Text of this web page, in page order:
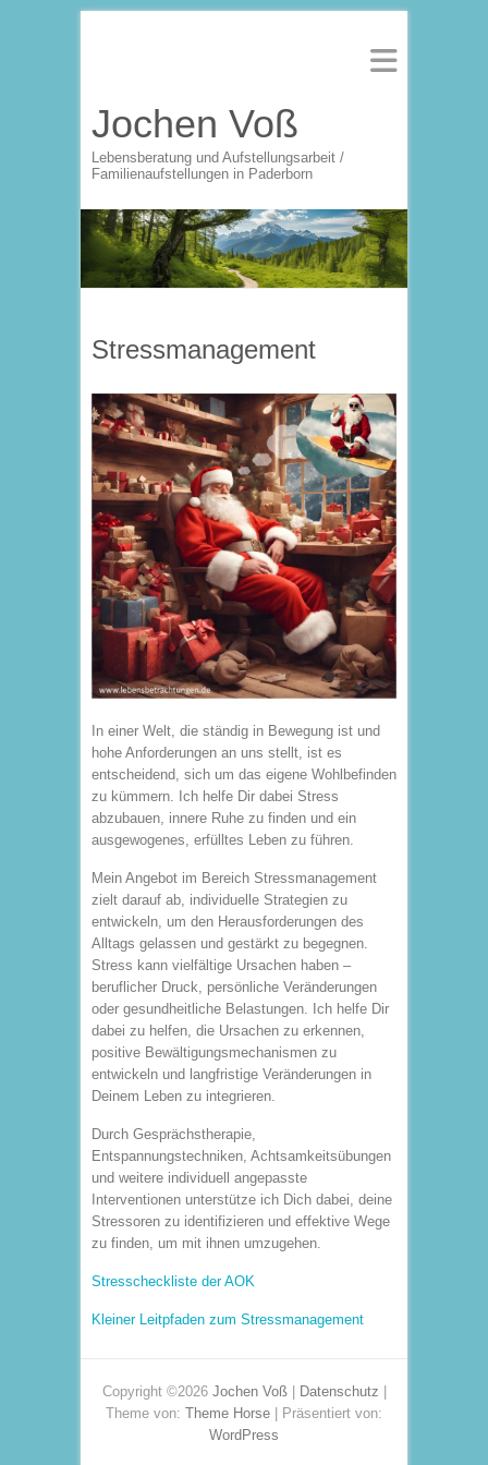
Jochen Voß
Lebensberatung und Aufstellungsarbeit /
Familienaufstellungen in Paderborn
Stressmanagement
In einer Welt, die ständig in Bewegung ist und
hohe Anforderungen an uns stellt, ist es
entscheidend, sich um das eigene Wohlbefinden
zu kümmern. Ich helfe Dir dabei Stress
abzubauen, innere Ruhe zu finden und ein
ausgewogenes, erfülltes Leben zu führen.
Mein Angebot im Bereich Stressmanagement
zielt darauf ab, individuelle Strategien zu
entwickeln, um den Herausforderungen des
Alltags gelassen und gestärkt zu begegnen.
Stress kann vielfältige Ursachen haben –
beruflicher Druck, persönliche Veränderungen
oder gesundheitliche Belastungen. Ich helfe Dir
dabei zu helfen, die Ursachen zu erkennen,
positive Bewältigungsmechanismen zu
entwickeln und langfristige Veränderungen in
Deinem Leben zu integrieren.
Durch Gesprächstherapie,
Entspannungstechniken, Achtsamkeitsübungen
und weitere individuell angepasste
Interventionen unterstütze ich Dich dabei, deine
Stressoren zu identifizieren und effektive Wege
zu finden, um mit ihnen umzugehen.
Stresscheckliste der AOK
Kleiner Leitpfaden zum Stressmanagement
Copyright ©2026 Jochen Voß| Datenschutz
Theme von: Theme Horse | Präsentiert von:
WordPress